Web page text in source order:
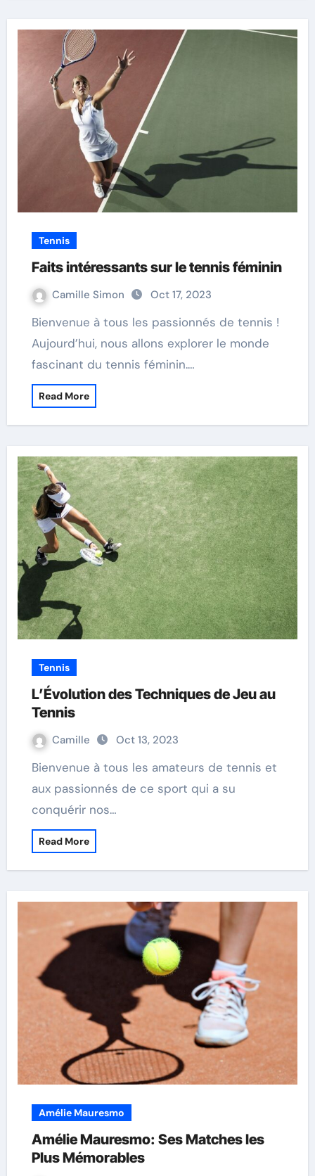
Tennis
Faits intéressants sur le tennis féminin
Camille Simon Oct 17, 2023
Bienvenue à tous les passionnés de tennis !
Aujourd’hui, nous allons explorer le monde
fascinant du tennis féminin.…
Read More
Tennis
L’Évolution des Techniques de Jeu au
Tennis
Camille Oct 13, 2023
Bienvenue à tous les amateurs de tennis et
aux passionnés de ce sport qui a su
conquérir nos…
Read More
Amélie Mauresmo
Amélie Mauresmo: Ses Matches les
Plus Mémorables